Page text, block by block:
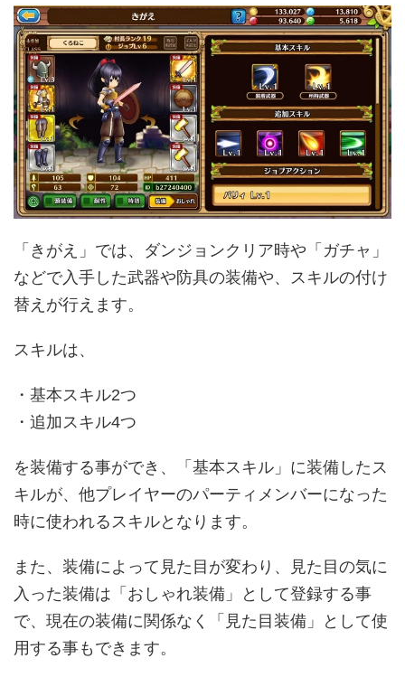
「きがえ」では、ダンジョンクリア時や「ガチャ」
などで入手した武器や防具の装備や、スキルの付け
替えが行えます。
スキルは、
・基本スキル2つ
・追加スキル4つ
を装備する事ができ、「基本スキル」に装備したス
キルが、他プレイヤーのパーティメンバーになった
時に使われるスキルとなります。
また、装備によって見た目が変わり、見た目の気に
入った装備は「おしゃれ装備」として登録する事
で、現在の装備に関係なく「見た目装備」として使
用する事もできます。